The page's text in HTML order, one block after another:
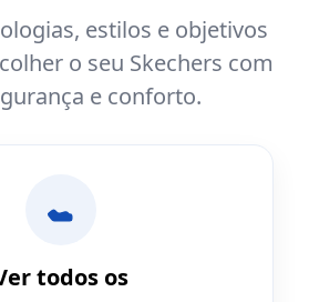
estilos e objetivos
o seu Skechers com
e conforto.
todos os